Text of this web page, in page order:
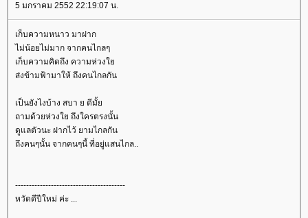
5 มกราคม 2552 22:19:07 น.
เก็บความหนาว มาฝาก
ไม่น้อยไม่มาก จากคนไกลๆ
เก็บความคิดถึง ความห่วง
ส่งข้ามฟ้ามาให้ ถึงคนไกลกัน
เป็นยังไงบ้าง สบา ย ดีมั้
ถามด้วยห่วงใย ถึงใครตรงนั้น
ดูแลตัวนะ ฝากไว้ ยามไกลกัน
ถึงคนๆนั้น จากคนๆนี้ ที่อยู่แสนไกล..
----------------------------------------
หวัดดีปีใหม่ ค่ะ ...